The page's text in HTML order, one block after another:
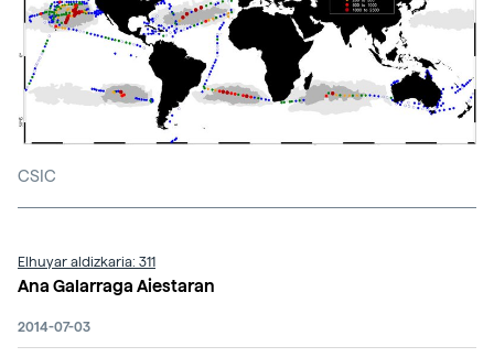
CSIC
Elhuyar aldizkaria: 311
Ana Galarraga Aiestaran
2014-07-03